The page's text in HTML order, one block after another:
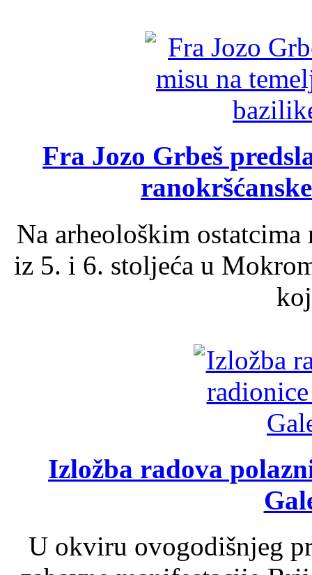
Fra Jozo Grbeš
Na arheološkim
iz 5. i 6. stoljeća u
Izložba radova
U okviru ovogodišnjeg